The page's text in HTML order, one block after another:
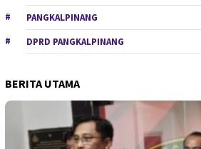
PANGKALPINANG
DPRD PANGKALPINANG
BERITA UTAMA